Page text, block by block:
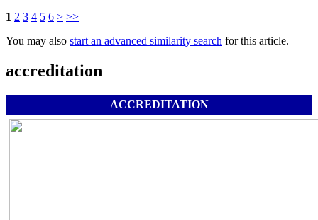
1 2 3 4 5 6 > >>
You may also start an advanced similarity search for this article.
accreditation
ACCREDITATION